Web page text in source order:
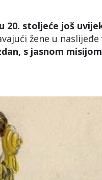
20. stoljeće još
žene u
s jasnom